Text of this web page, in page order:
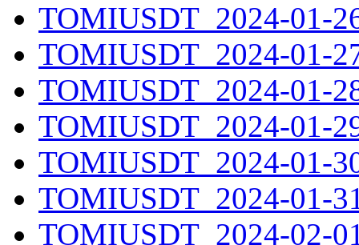
TOMIUSDT_2024-01-
TOMIUSDT_2024-01-
TOMIUSDT_2024-01-
TOMIUSDT_2024-01-
TOMIUSDT_2024-01-
TOMIUSDT_2024-01-
TOMIUSDT_2024-02-